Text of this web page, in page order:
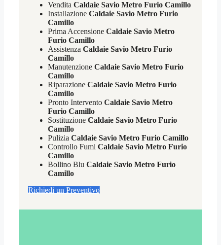
Vendita Caldaie Savio Metro Furio Camillo
Installazione Caldaie Savio Metro Furio
Camillo
Prima Accensione Caldaie Savio Metro
Furio Camillo
Assistenza Caldaie Savio Metro Furio
Camillo
Manutenzione Caldaie Savio Metro Furio
Camillo
Riparazione Caldaie Savio Metro Furio
Camillo
Pronto Intervento Caldaie Savio Metro
Furio Camillo
Sostituzione Caldaie Savio Metro Furio
Camillo
Pulizia Caldaie Savio Metro Furio Camillo
Controllo Fumi Caldaie Savio Metro Furio
Camillo
Bollino Blu Caldaie Savio Metro Furio
Camillo
Richiedi un Preventivo